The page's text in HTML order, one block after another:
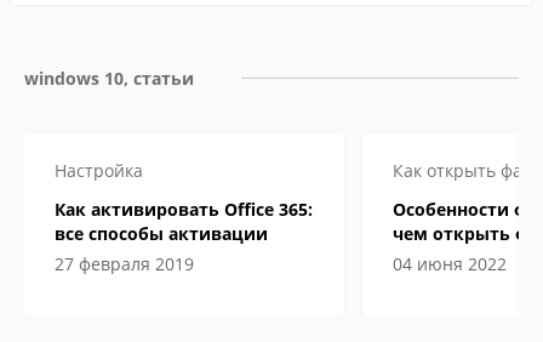
windows 10, статьи
Настройка
Как активировать Office 365:
все способы активации
27 февраля 2019
Как открыть файл
Особенности
чем открыть
электронной
04 июня 2022